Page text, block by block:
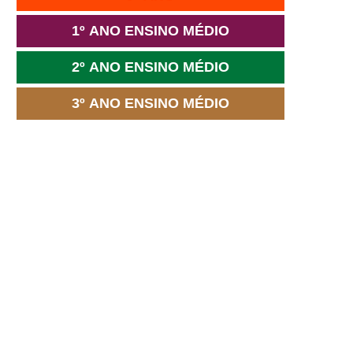
1º ANO ENSINO MÉDIO
2º ANO ENSINO MÉDIO
3º ANO ENSINO MÉDIO